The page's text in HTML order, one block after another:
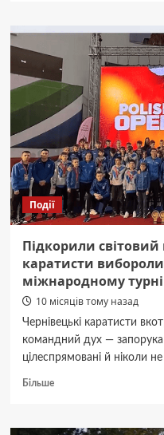
De’Longhi:
поради
Coffee
Shop
Group
для
вашого
дому
Події
Підкорили світовий
каратисти
міжнародному
10 місяців тому назад
Чернівецькі каратисти
командний дух —
цілеспрямовані й ніколи
БільшеДокладніше
світовий